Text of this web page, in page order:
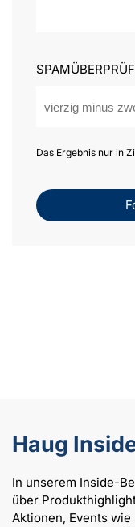
Das Ergebnis nur in
Haug
In unserem Inside-
über
Aktionen, Events